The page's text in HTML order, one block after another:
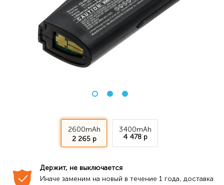
2600mAh
2 265 р
3400mAh
4 478 р
Держит, не выключается
Иначе заменим на новый в течение 1 года, доставка